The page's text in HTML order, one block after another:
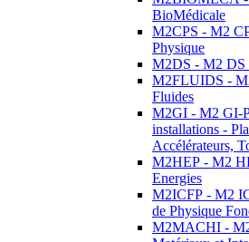
BioMédicale
M2CPS - M2
Physique
M2DS - M2 DS
M2FLUIDS -
Fluides
M2GI - M2 GI-
installations -
Accélérateurs,
M2HEP - M2
Energies
M2ICFP - M2
de Physique
M2MACHI -